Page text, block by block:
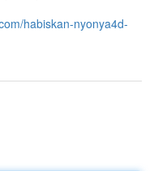
habiskan-nyonya4d-